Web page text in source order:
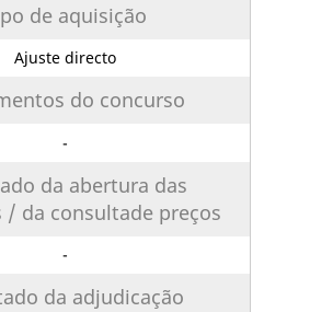
de aquisição
Ajuste directo
do concurso
-
da abertura das
/ da consultade preços
-
da adjudicação